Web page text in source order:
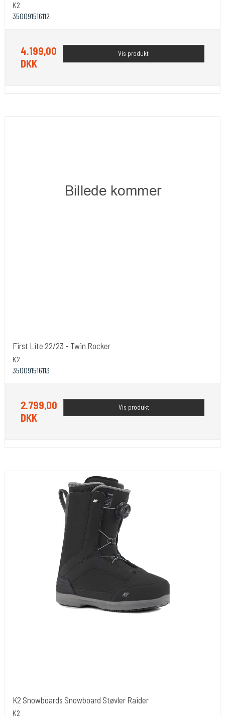
K2
350091516112
4.199,00
DKK
Vis produkt
First Lite 22/23 - Twin Rocker
K2
350091516113
2.799,00
DKK
Vis produkt
K2 Snowboards Snowboard Støvler Raider
K2